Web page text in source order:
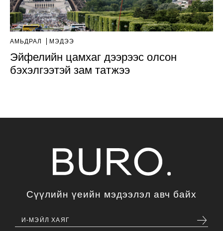
АМЬДРАЛ МЭДЭЭ
Эйфелийн цамхаг дээрээс олсон
бэхэлгээтэй зам татжээ
Сүүлийн үеийн мэдээлэл авч байх